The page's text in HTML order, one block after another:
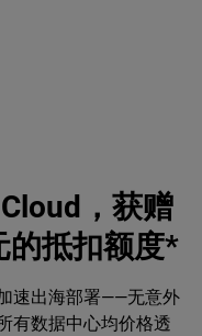
，获赠
的抵扣额度*
速出海部署——无意外
有数据中心均价格透